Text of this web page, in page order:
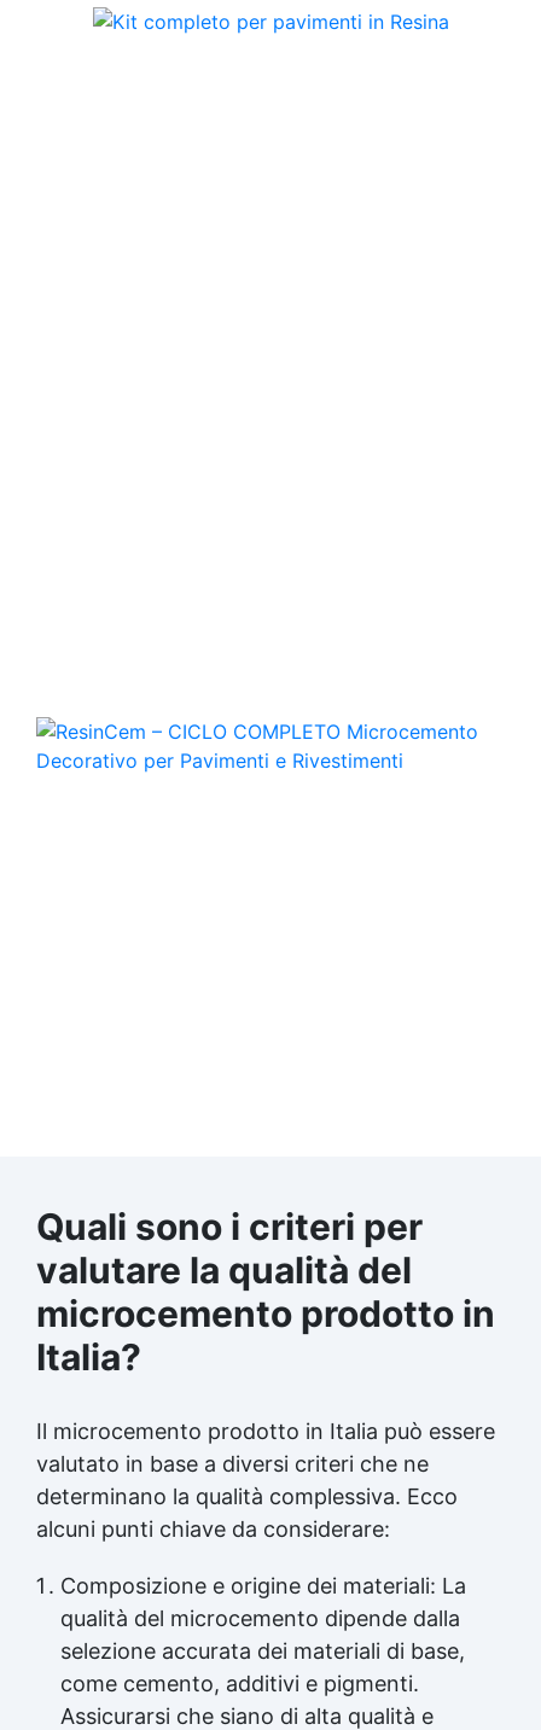
Quali sono i criteri per
valutare la qualità del
microcemento prodotto in
Italia?
Il microcemento prodotto in Italia può essere
valutato in base a diversi criteri che ne
determinano la qualità complessiva. Ecco
alcuni punti chiave da considerare:
Composizione e origine dei materiali: La
qualità del microcemento dipende dalla
selezione accurata dei materiali di base,
come cemento, additivi e pigmenti.
Assicurarsi che siano di alta qualità e